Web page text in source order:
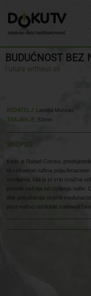
BUDUĆNOST BEZ
Future without oil
REDATELJ: Laetitia Moreau
TRAJANJE: 53min
SINOPSIS
Kada je Rafael Correa,
eksploatirati naftna polja
zemljama, bila je to vrlo snažna
prirode važnija od crpljenja nafte.
dok pokušavaju uvjeriti
post-naftno razdoblje